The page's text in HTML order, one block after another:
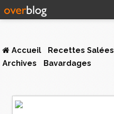
Accueil Recettes Salées
Archives
Bavardages
2